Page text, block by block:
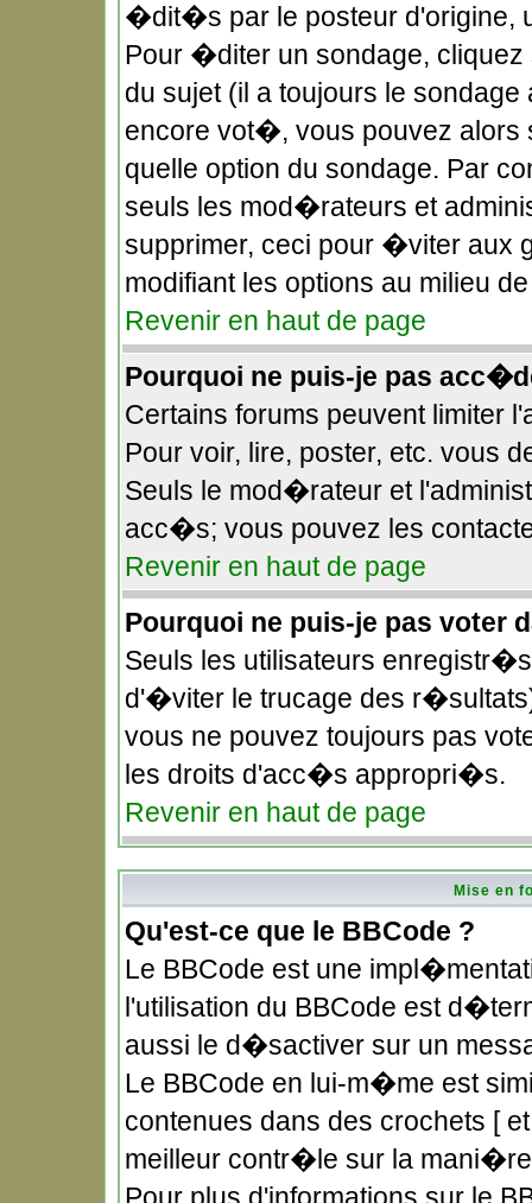
�dit�s par le posteur d'origine,
Pour �diter un sondage, cliquez
du sujet (il a toujours le
encore vot�, vous pouvez alors
quelle option du sondage. Par
seuls les mod�rateurs et
supprimer, ceci pour �viter aux
modifiant les options au milieu
Revenir en haut de page
Pourquoi ne puis-je pas
Certains forums peuvent limiter
Pour voir, lire, poster, etc. vous
Seuls le mod�rateur et
acc�s; vous pouvez les
Revenir en haut de page
Pourquoi ne puis-je pas voter
Seuls les utilisateurs
d'�viter le trucage des
vous ne pouvez toujours pas
les droits d'acc�s appropri�s.
Revenir en haut de page
Mise en
Qu'est-ce que le BBCode ?
Le BBCode est une
l'utilisation du BBCode est
aussi le d�sactiver sur un
Le BBCode en lui-m�me est
contenues dans des crochets [
meilleur contr�le sur la